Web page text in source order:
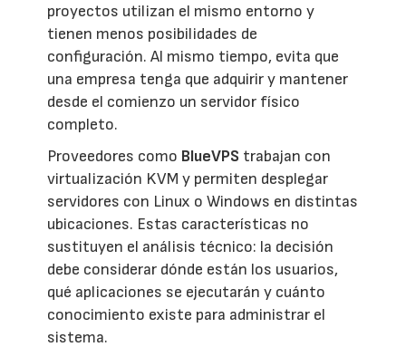
proyectos utilizan el mismo entorno y
tienen menos posibilidades de
configuración. Al mismo tiempo, evita que
una empresa tenga que adquirir y mantener
desde el comienzo un servidor físico
completo.
Proveedores como BlueVPS trabajan con
virtualización KVM y permiten desplegar
servidores con Linux o Windows en distintas
ubicaciones. Estas características no
sustituyen el análisis técnico: la decisión
debe considerar dónde están los usuarios,
qué aplicaciones se ejecutarán y cuánto
conocimiento existe para administrar el
sistema.